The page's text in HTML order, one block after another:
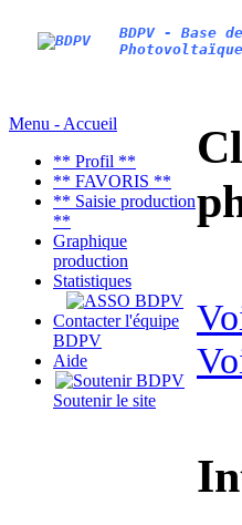
BDPV - Base
Menu - Accueil
** Profil **
** FAVORIS **
** Saisie production
**
Graphique
production
Statistiques
Contacter l'équipe
BDPV
Aide
Soutenir le site